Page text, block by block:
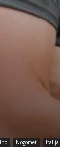
Nogomet Italija